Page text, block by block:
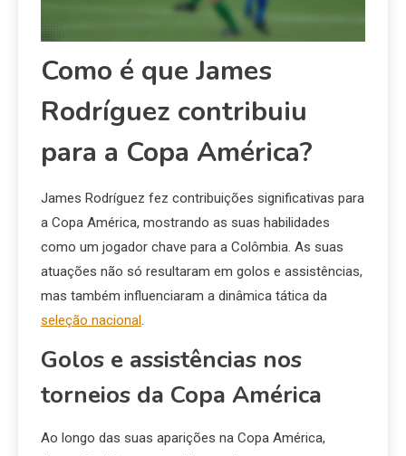
Como é que James
Rodríguez contribuiu
para a Copa América?
James Rodríguez fez contribuições significativas para
a Copa América, mostrando as suas habilidades
como um jogador chave para a Colômbia. As suas
atuações não só resultaram em golos e assistências,
mas também influenciaram a dinâmica tática da
seleção nacional.
Golos e assistências nos
torneios da Copa América
Ao longo das suas aparições na Copa América,